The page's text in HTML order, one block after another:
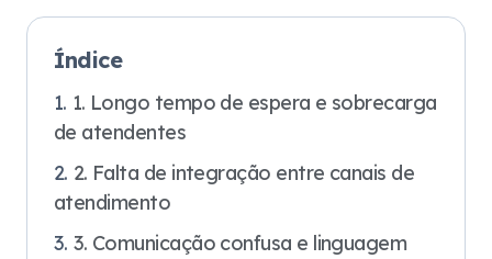
Índice
1. Longo tempo de espera e sobrecarga
de atendentes
2. Falta de integração entre canais de
atendimento
3. Comunicação confusa e linguagem